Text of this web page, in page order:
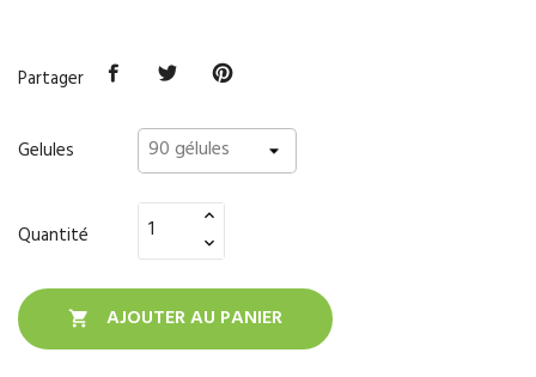
Partager
Gelules
Quantité
 AJOUTER AU PANIER